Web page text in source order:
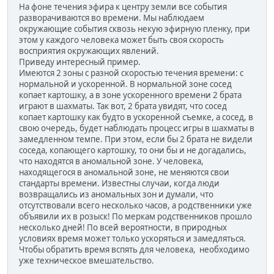
На фоне течения эфира к центру земли все события
разворачиваются во времени. Мы наблюдаем
окружающие события сквозь некую эфирную пленку, при
этом у каждого человека может быть своя скорость
восприятия окружающих явлений.
Приведу интересный пример.
Имеются 2 зоны с разной скоростью течения времени: с
нормальной и ускоренной. В нормальной зоне сосед
копает картошку, а в зоне ускоренного времени 2 брата
играют в шахматы. Так вот, 2 брата увидят, что сосед
копает картошку как будто в ускоренной съемке, а сосед, в
свою очередь, будет наблюдать процесс игры в шахматы в
замедленном темпе. При этом, если бы 2 брата не видели
соседа, копающего картошку, то они бы и не догадались,
что находятся в аномальной зоне. У человека,
находящегося в аномальной зоне, не меняются свои
стандарты времени. Известны случаи, когда люди
возвращались из аномальных зон и думали, что
отсутствовали всего несколько часов, а родственники уже
объявили их в розыск! По меркам родственников прошло
несколько дней! По всей вероятности, в природных
условиях время может только ускоряться и замедляться.
Чтобы обратить время вспять для человека, необходимо
уже техническое вмешательство.